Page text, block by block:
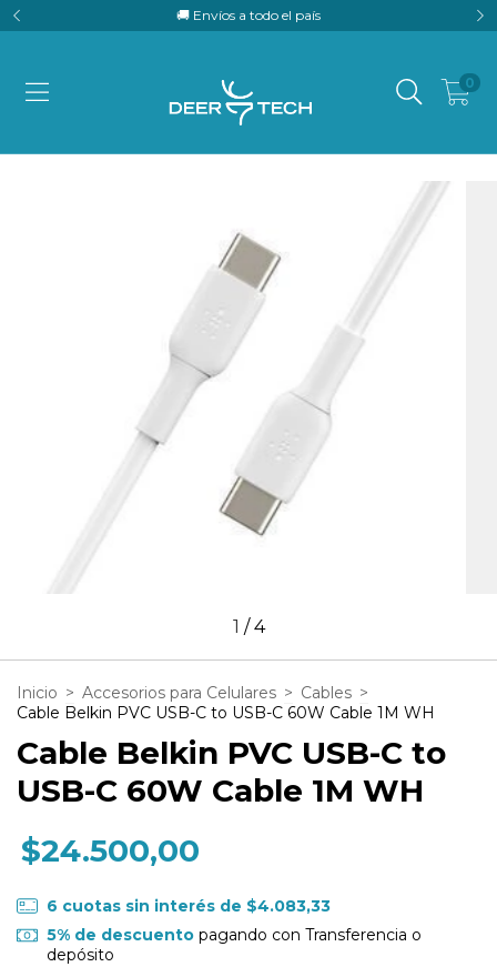
🚚 Envíos a todo el país
0
1 /4
Inicio > Accesorios para Celulares > Cables >
Cable Belkin PVC USB-C to USB-C 60W Cable 1M WH
Cable Belkin PVC USB-C to
USB-C 60W Cable 1M WH
$24.500,00
6 cuotas sin interés de $4.083,33
5% de descuentopagando con Transferencia o
depósito